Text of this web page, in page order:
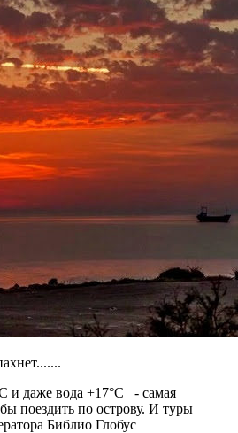
и даже вода +17°С - самая
поездить по острову. И туры
Библио Глобус